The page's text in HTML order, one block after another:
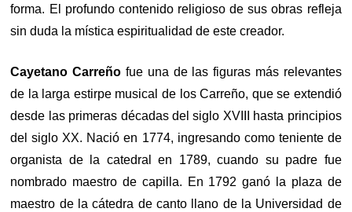
forma. El profundo contenido religioso de sus obras refleja
sin duda la mística espiritualidad de este creador.
Cayetano Carreño fue una de las figuras más relevantes
de la larga estirpe musical de los Carreño, que se extendió
desde las primeras décadas del siglo XVIII hasta principios
del siglo XX. Nació en 1774, ingresando como teniente de
organista de la catedral en 1789, cuando su padre fue
nombrado maestro de capilla. En 1792 ganó la plaza de
maestro de la cátedra de canto llano de la Universidad de